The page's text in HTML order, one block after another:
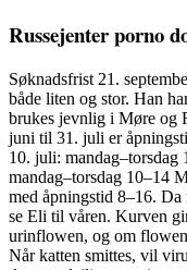
Russejenter porno
Søknadsfrist 21.
både liten og stor. Han
brukes jevnlig i Møre og
juni til 31. juli er
10. juli:
mandag–torsdag 10–14
med åpningstid 8–16.
se Eli til våren. Kurven
urinflowen, og om
Når katten smittes, vil